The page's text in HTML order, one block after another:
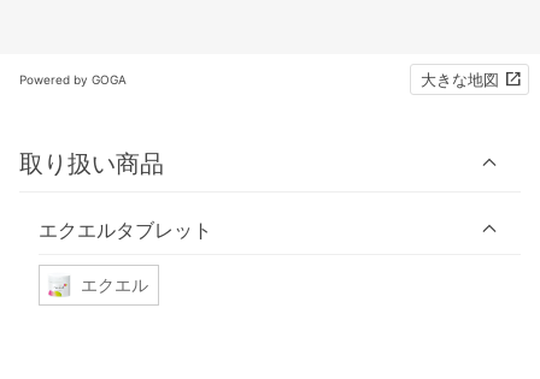
Powered by GOGA 大きな地図
取り扱い商品
エクエルタブレット
エクエル